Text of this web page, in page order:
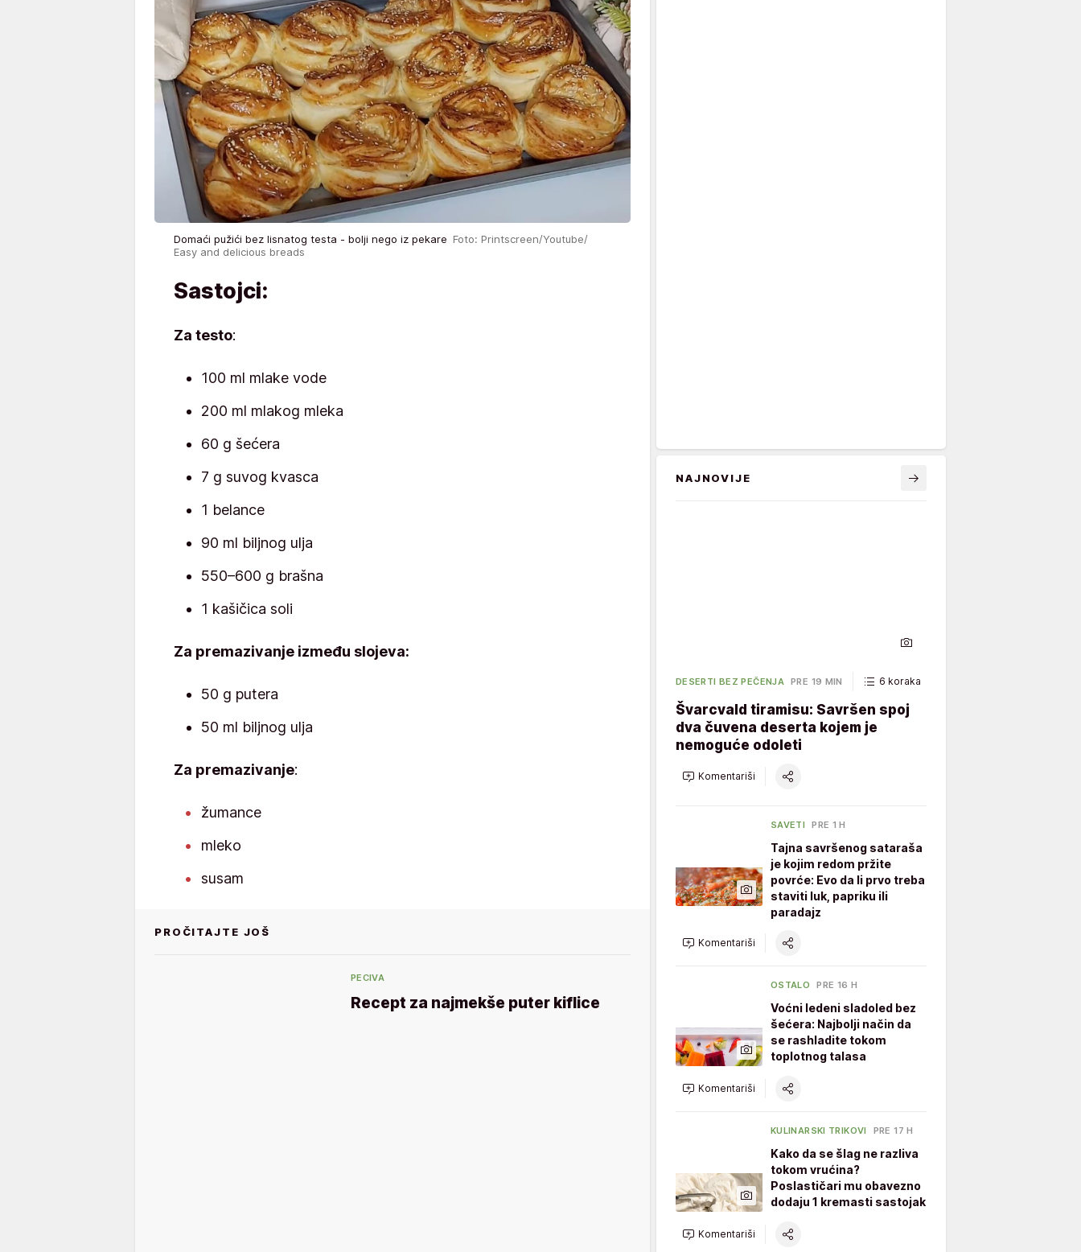
Domaći pužići bez lisnatog testa - bolji nego iz pekare Foto: Printscreen/Youtube/
Easy and delicious breads
Sastojci:
Za testo:
100 ml mlake vode
200 ml mlakog mleka
60 g šećera
7 g suvog kvasca
1 belance
90 ml biljnog ulja
550–600 g brašna
1 kašičica soli
Za premazivanje između slojeva:
50 g putera
50 ml biljnog ulja
Za premazivanje:
žumance
mleko
susam
PROČITAJTE JOŠ
PECIVA
Recept za najmekše puter kiflice
NAJNOVIJE
DESERTI BEZ PEČENJA PRE 19 MIN 6 koraka
Švarcvald tiramisu: Savršen spoj
dva čuvena deserta kojem je
nemoguće odoleti
Komentariši
SAVETI PRE 1 H
Tajna savršenog sataraša
je kojim redom pržite
povrće: Evo da li prvo treba
staviti luk, papriku ili
paradajz
Komentariši
OSTALO PRE 16 H
Voćni ledeni sladoled bez
šećera: Najbolji način da
se rashladite tokom
toplotnog talasa
Komentariši
KULINARSKI TRIKOVI PRE 17 H
Kako da se šlag ne razliva
tokom vrućina?
Poslastičari mu obavezno
dodaju 1 kremasti sastojak
Komentariši